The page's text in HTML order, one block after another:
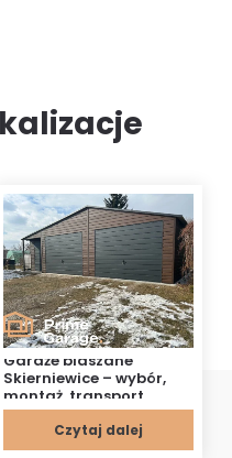
Garaże blaszane
Skierniewice – wybór,
montaż, transport
Czytaj dalej